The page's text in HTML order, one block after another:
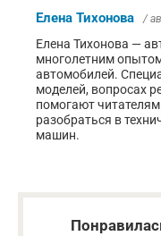
Елена Тихонова /
Елена Тихонова —
многолетним
автомобилей.
моделей, вопросах
помогают
разобраться в
машин.